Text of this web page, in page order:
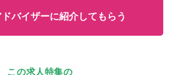
バイザーに紹介してもらう
この求人特集の